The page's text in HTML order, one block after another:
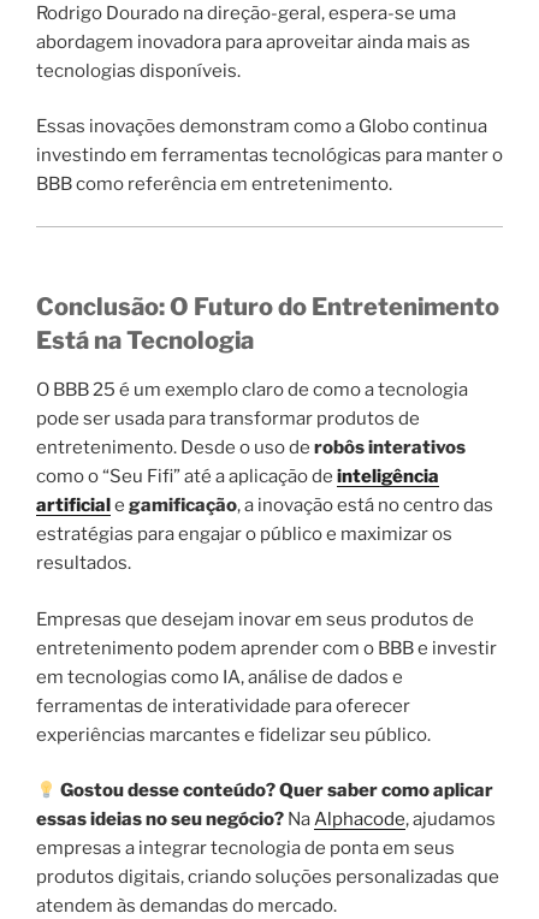
Rodrigo Dourado na direção-geral, espera-se uma
abordagem inovadora para aproveitar ainda mais as
tecnologias disponíveis.
Essas inovações demonstram como a Globo continua
investindo em ferramentas tecnológicas para manter o
BBB como referência em entretenimento.
Conclusão: O Futuro do Entretenimento
Está na Tecnologia
O BBB 25 é um exemplo claro de como a tecnologia
pode ser usada para transformar produtos de
entretenimento. Desde o uso de robôs interativos
como o “Seu Fifi” até a aplicação de inteligência
artificial e gamificação, a inovação está no centro das
estratégias para engajar o público e maximizar os
resultados.
Empresas que desejam inovar em seus produtos de
entretenimento podem aprender com o BBB e investir
em tecnologias como IA, análise de dados e
ferramentas de interatividade para oferecer
experiências marcantes e fidelizar seu público.
Gostou desse conteúdo? Quer saber como aplicar
essas ideias no seu negócio? NaAlphacode, ajudamos
empresas a integrar tecnologia de ponta em seus
produtos digitais, criando soluções personalizadas que
atendem às demandas do mercado.